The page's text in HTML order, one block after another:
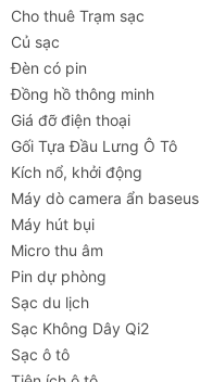
Cho thuê Trạm sạc
Củ sạc
Đèn có pin
Đồng hồ thông minh
Giá đỡ điện thoại
Gối Tựa Đầu Lưng Ô Tô
Kích nổ, khởi động
Máy dò camera ẩn baseus
Máy hút bụi
Micro thu âm
Pin dự phòng
Sạc du lịch
Sạc Không Dây Qi2
Sạc ô tô